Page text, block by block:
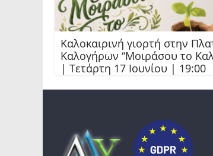
Καλοκαιρινή γιορτή στην
Καλογήρων “Μοιράσου το
| Τετάρτη 17 Ιουνίου | 19:00